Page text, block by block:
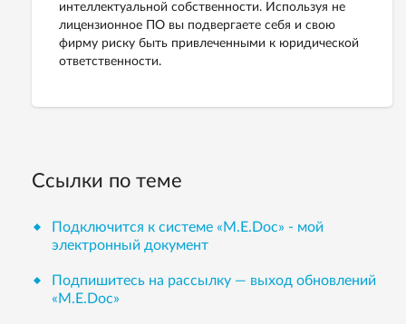
интеллектуальной собственности. Используя не
лицензионное ПО вы подвергаете себя и свою
фирму риску быть привлеченными к юридической
ответственности.
Ссылки по теме
Подключится к системе «М.Е.Doc» - мой
электронный документ
Подпишитесь на рассылку — выход обновлений
«М.Е.Doc»